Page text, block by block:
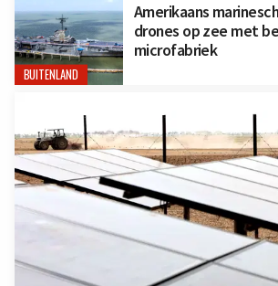
BUITENLAND
Amerikaans
drones op zee met
microfabriek